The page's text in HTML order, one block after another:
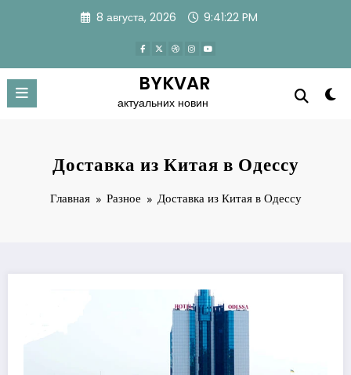
8 августа, 2026 9:41:23 PM
BYKVAR
актуальних новин
Доставка из Китая в Одессу
Главная Разное Доставка из Китая в Одессу